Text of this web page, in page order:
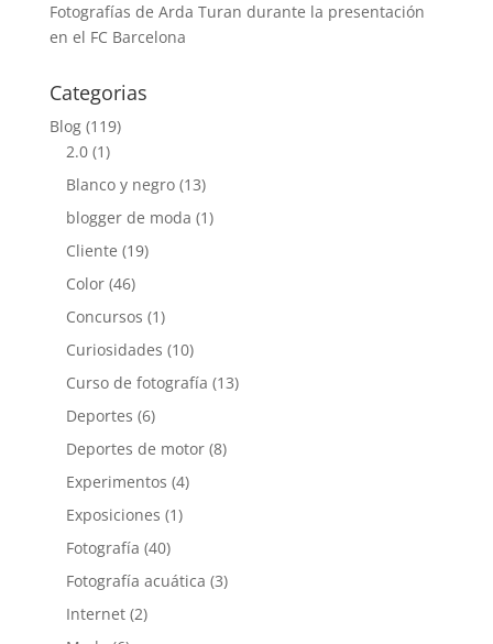
Fotografías de Arda Turan durante la presentación
en el FC Barcelona
Categorias
Blog(119)
2.0(1)
Blanco y negro(13)
blogger de moda (1)
Cliente (19)
Color(46)
Concursos (1)
Curiosidades (10)
Curso de fotografía (13)
Deportes (6)
Deportes de motor(8)
Experimentos (4)
Exposiciones (1)
Fotografía (40)
Fotografía acuática (3)
Internet(2)